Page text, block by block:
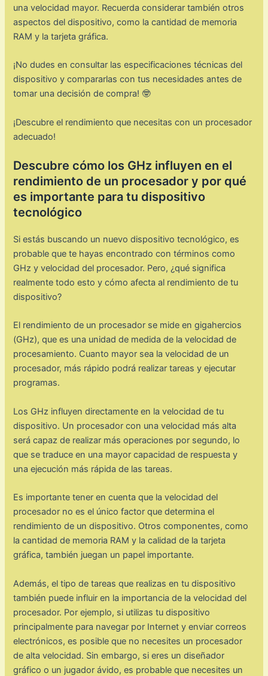
una velocidad mayor. Recuerda considerar también otros
aspectos del dispositivo, como la cantidad de memoria
RAM y la tarjeta gráfica.
¡No dudes en consultar las especificaciones técnicas del
dispositivo y compararlas con tus necesidades antes de
tomar una decisión de compra! 🤓
¡Descubre el rendimiento que necesitas con un procesador
adecuado!
Descubre cómo los GHz influyen en el
rendimiento de un procesador y por qué
es importante para tu dispositivo
tecnológico
Si estás buscando un nuevo dispositivo tecnológico, es
probable que te hayas encontrado con términos como
GHz y velocidad del procesador. Pero, ¿qué significa
realmente todo esto y cómo afecta al rendimiento de tu
dispositivo?
El rendimiento de un procesador se mide en gigahercios
(GHz), que es una unidad de medida de la velocidad de
procesamiento. Cuanto mayor sea la velocidad de un
procesador, más rápido podrá realizar tareas y ejecutar
programas.
Los GHz influyen directamente en la velocidad de tu
dispositivo. Un procesador con una velocidad más alta
será capaz de realizar más operaciones por segundo, lo
que se traduce en una mayor capacidad de respuesta y
una ejecución más rápida de las tareas.
Es importante tener en cuenta que la velocidad del
procesador no es el único factor que determina el
rendimiento de un dispositivo. Otros componentes, como
la cantidad de memoria RAM y la calidad de la tarjeta
gráfica, también juegan un papel importante.
Además, el tipo de tareas que realizas en tu dispositivo
también puede influir en la importancia de la velocidad del
procesador. Por ejemplo, si utilizas tu dispositivo
principalmente para navegar por Internet y enviar correos
electrónicos, es posible que no necesites un procesador
de alta velocidad. Sin embargo, si eres un diseñador
gráfico o un jugador ávido, es probable que necesites un